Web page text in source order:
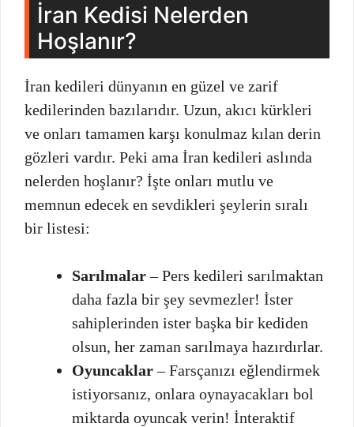
İran Kedisi Nelerden
Hoşlanır?
İran kedileri dünyanın en güzel ve zarif
kedilerinden bazılarıdır. Uzun, akıcı kürkleri
ve onları tamamen karşı konulmaz kılan derin
gözleri vardır. Peki ama İran kedileri aslında
nelerden hoşlanır? İşte onları mutlu ve
memnun edecek en sevdikleri şeylerin sıralı
bir listesi:
Sarılmalar– Pers kedileri sarılmaktan
daha fazla bir şey sevmezler! İster
sahiplerinden ister başka bir kediden
olsun, her zaman sarılmaya hazırdırlar.
Oyuncaklar– Farsçanızı eğlendirmek
istiyorsanız, onlara oynayacakları bol
miktarda oyuncak verin! İnteraktif